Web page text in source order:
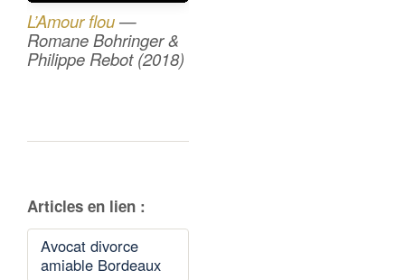
L’Amour flou—
Romane Bohringer &
Philippe Rebot (2018)
Articles en lien :
Avocat divorce
amiable Bordeaux